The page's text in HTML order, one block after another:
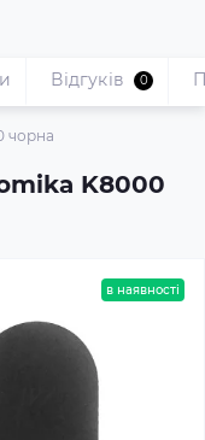
чорна
K8000
Відгуків 0
в наявності